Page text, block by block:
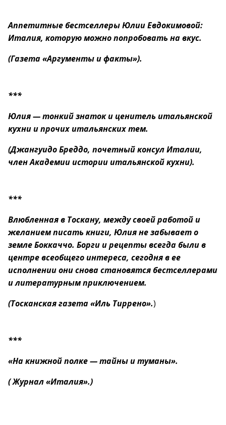
Аппетитные бестселлеры Юлии Евдокимовой:
Италия, которую можно попробовать на вкус.
(Газета «Аргументы и факты»).
***
Юлия — тонкий знаток и ценитель итальянской
кухни и прочих итальянских тем.
(Джангуидо Бреддо, почетный консул Италии,
член Академии истории итальянской кухни).
***
Влюбленная в Тоскану, между своей работой и
желанием писать книги, Юлия не забывает о
земле Боккаччо. Борги и рецепты всегда были в
центре всеобщего интереса, сегодня в ее
исполнении они снова становятся бестселлерами
и литературным приключением.
(Тосканская газета «Иль Тиррено».)
***
«На книжной полке — тайны и туманы».
( Журнал «Италия».)